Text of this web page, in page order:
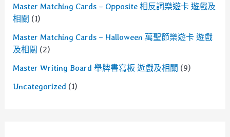
Master Matching Cards – Opposite 相反詞樂遊卡 遊戲及
相關 (1)
Master Matching Cards – Halloween 萬聖節樂遊卡 遊戲
及相關 (2)
Master Writing Board 舉牌書寫板 遊戲及相關 (9)
Uncategorized (1)